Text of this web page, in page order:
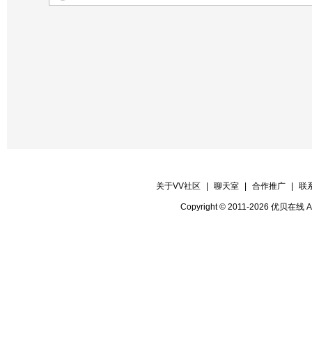
关于VV社区 聊天室 合作推广 联
Copyright © 2011-2026 优贝在线